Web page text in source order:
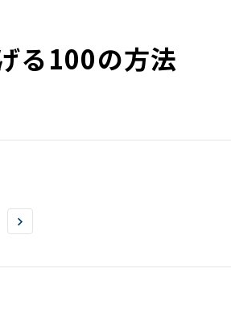
る100の方法